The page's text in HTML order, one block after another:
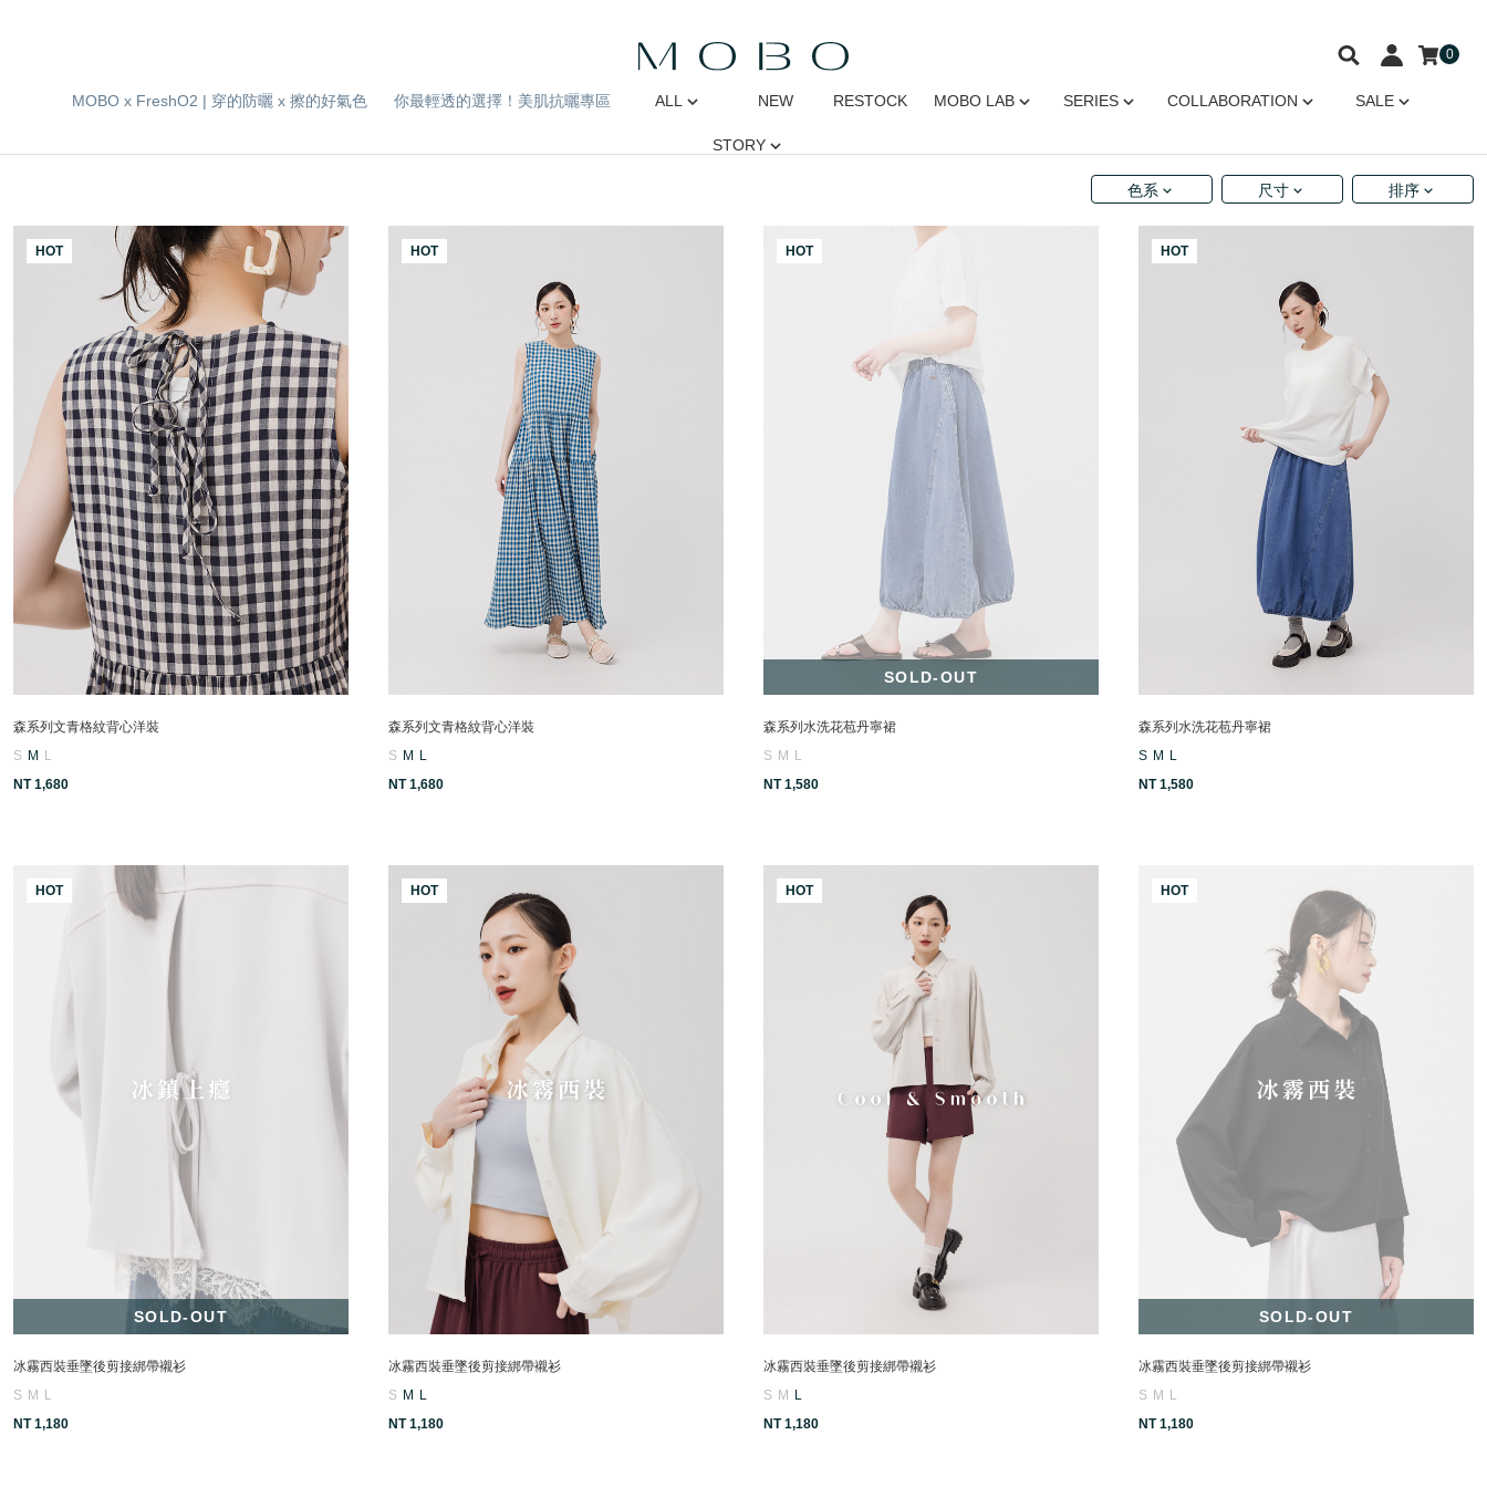
MOBO x FreshO2 | 穿的防曬 x 擦的好氣色 你最輕透的選擇！美肌抗曬專區 ALL NEW RESTOCK MOBO LAB SERIES COLLABORATION SALE
STORY
0
色系 尺寸 排序
HOT
森系列文青格紋背心洋裝
S M
L
NT 1,680
HOT
森系列文青格紋背心洋裝
S M
L
NT 1,680
SOLD-OUT
HOT
森系列水洗花苞丹寧裙
S M
L
NT 1,580
HOT
森系列水洗花苞丹寧裙
S M
L
NT 1,580
SOLD-OUT
HOT
冰霧西裝垂墜後剪接綁帶襯衫
S M
L
NT 1,180
HOT
冰霧西裝垂墜後剪接綁帶襯衫
S M
L
NT 1,180
HOT
冰霧西裝垂墜後剪接綁帶襯衫
S M
L
NT 1,180
SOLD-OUT
HOT
冰霧西裝垂墜後剪接綁帶襯衫
S M
L
NT 1,180